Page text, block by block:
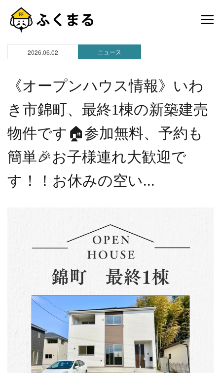
2026.06.02 ニュース
《オープンハウス情報》いわ
き市錦町、最終1棟の新築建売
物件です🏠参加無料、予約も
簡単🎉お子様連れ大歓迎で
す！！お休みの空い...